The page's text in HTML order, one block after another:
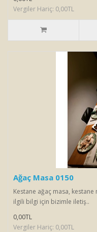
Vergiler Hariç: 0,00TL
Ağaç Masa 0150
Kestane ağaç masa, kestane
ilgili bilgi için bizimle iletiş..
0,00TL
Vergiler Hariç: 0,00TL